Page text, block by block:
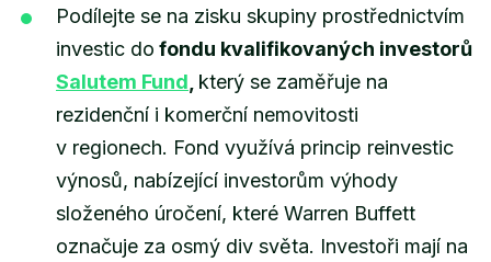
Podílejte se na zisku skupiny prostřednictvím
investic do fondu kvalifikovaných investorů
Salutem Fund který se zaměřuje na
rezidenční i komerční nemovitosti
v regionech. Fond využívá princip reinvestic
výnosů, nabízející investorům výhody
složeného úročení, které Warren Buffett
označuje za osmý div světa. Investoři mají na